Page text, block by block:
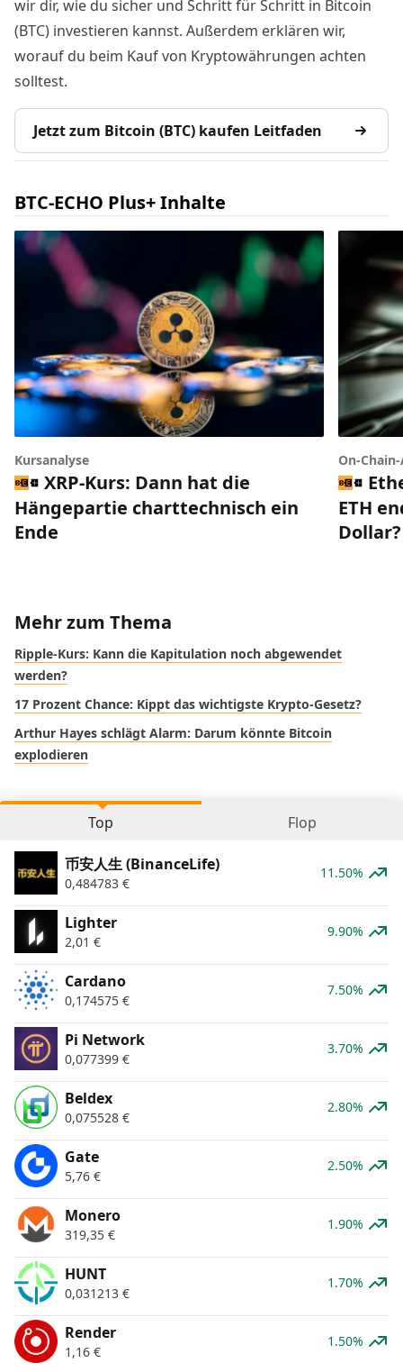
wir dir, wie du sicher und Schritt für Schritt in Bitcoin
(BTC) investieren kannst. Außerdem erklären wir,
worauf du beim Kauf von Kryptowährungen achten
solltest.
Jetzt zum Bitcoin (BTC) kaufen Leitfaden
BTC-ECHO Plus+ Inhalte
Kursanalyse
XRP-Kurs: Dann hat die
Hängepartie charttechnisch ein
Ende
On-
ETH
Dollar?
Mehr zum Thema
Ripple-Kurs: Kann die Kapitulation noch abgewendet
werden?
17 Prozent Chance: Kippt das wichtigste Krypto-Gesetz?
Arthur Hayes schlägt Alarm: Darum könnte Bitcoin
explodieren
Top Flop
币安人生 (BinanceLife)
0,484783 €
11.50%
Lighter
2,01 €
9.90%
Cardano
0,174575 €
7.50%
Pi Network
0,077399 €
3.70%
Beldex
0,075528 €
2.80%
Gate
5,76 €
2.50%
Monero
319,35 €
1.90%
HUNT
0,031213 €
1.70%
Render
1,16 €
1.50%